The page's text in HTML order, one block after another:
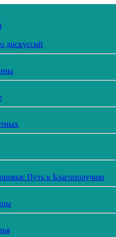
дискуссий
Путь к Благополучию